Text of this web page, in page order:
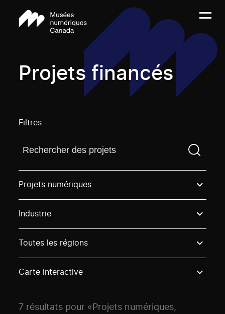
Projets financés
Filtres
Trouvez un projetVous devez saisir un terme de
Projets numériques
Industrie
Toutes les régions
Carte interactive
7 résultats pour «Projets numériques,